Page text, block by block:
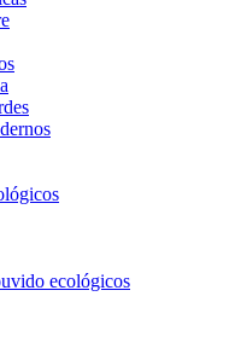
ecológicos